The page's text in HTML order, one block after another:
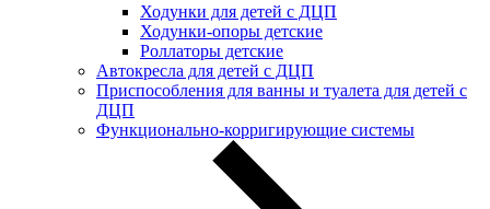
Ходунки для детей с ДЦП
Ходунки-опоры детские
Роллаторы детские
Автокресла для детей с ДЦП
Приспособления для ванны и туалета для детей с
ДЦП
Функционально-корригирующие системы